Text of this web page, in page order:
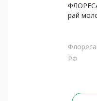
рай
РФ